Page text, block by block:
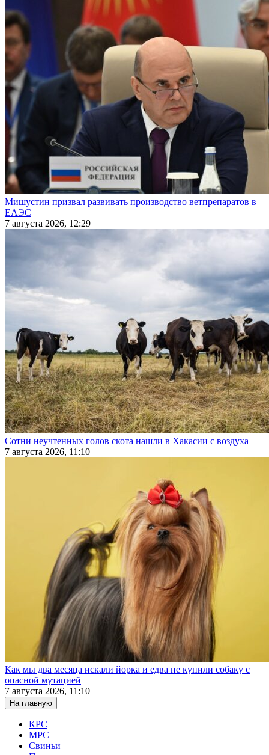
Мишустин призвал развивать производство ветпрепаратов в
ЕАЭС
7 августа 2026, 12:29
Сотни неучтенных голов скота нашли в Хакасии с воздуха
7 августа 2026, 11:10
Как мы два месяца искали йорка и едва не купили собаку с
опасной мутацией
7 августа 2026, 11:10
На главную
КРС
МРС
Свиньи